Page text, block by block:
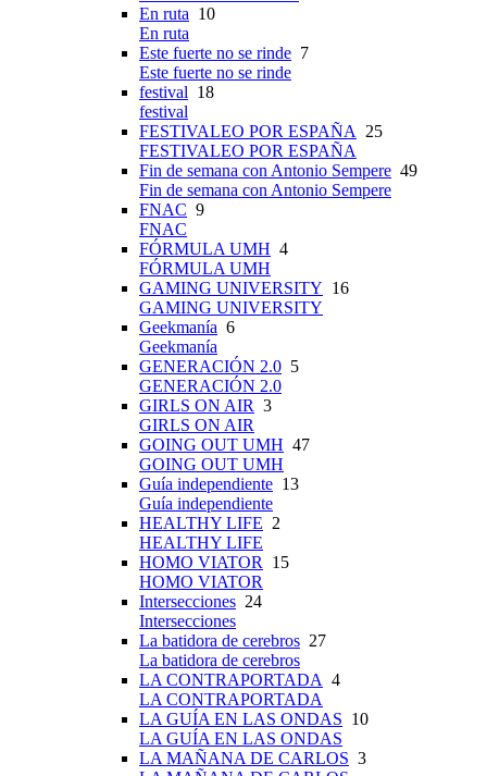
En ruta 10
En ruta
Este fuerte no se rinde 7
Este fuerte no se rinde
festival 18
festival
FESTIVALEO POR ESPAÑA
25
FESTIVALEO POR ESPAÑA
Fin de semana con Antonio Sempere 49
Fin de semana con Antonio Sempere
FNAC 9
FNAC
FÓRMULA UMH 4
FÓRMULA UMH
GAMING UNIVERSITY 16
GAMING UNIVERSITY
Geekmanía 6
Geekmanía
GENERACIÓN 2.0 5
GENERACIÓN 2.0
GIRLS ON AIR 3
GIRLS ON AIR
GOING OUT UMH 47
GOING OUT UMH
Guía independiente 13
Guía independiente
HEALTHY LIFE 2
HEALTHY LIFE
HOMO VIATOR
15
HOMO VIATOR
Intersecciones 24
Intersecciones
La batidora de cerebros 27
La batidora de cerebros
LA CONTRAPORTADA 4
LA CONTRAPORTADA
LA GUÍA EN LAS ONDAS 10
LA GUÍA EN LAS ONDAS
LA MAÑANA DE CARLOS 3